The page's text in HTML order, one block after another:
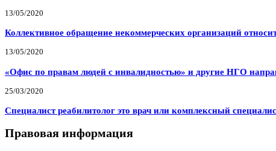
13/05/2020
Коллективное обращение некоммерческих организаций
13/05/2020
«Офис по правам людей с инвалидностью» и другие НГО
25/03/2020
Специалист реабилитолог это врач или комплексный
Правовая информация